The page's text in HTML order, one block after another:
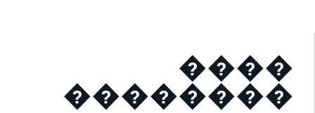
����
��������